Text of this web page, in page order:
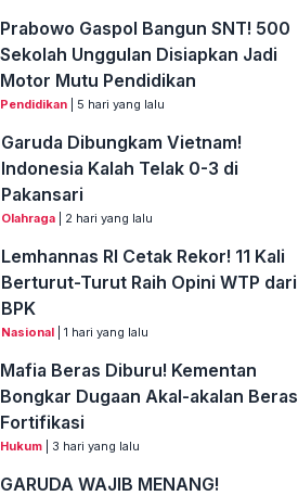
Prabowo Gaspol Bangun SNT! 500
Sekolah Unggulan Disiapkan Jadi
Motor Mutu Pendidikan
Pendidikan | 5 hari yang lalu
Garuda Dibungkam Vietnam!
Indonesia Kalah Telak 0-3 di
Pakansari
Olahraga| 2 hari yang lalu
Lemhannas RI Cetak Rekor! 11 Kali
Berturut-Turut Raih Opini WTP dari
BPK
Nasional| 1 hari yang lalu
Mafia Beras Diburu! Kementan
Bongkar Dugaan Akal-akalan Beras
Fortifikasi
Hukum | 3 hari yang lalu
GARUDA WAJIB MENANG!